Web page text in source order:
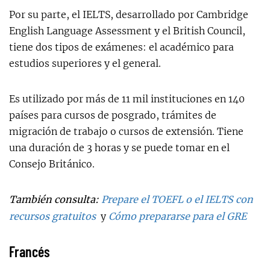
Por su parte, el IELTS, desarrollado por Cambridge
English Language Assessment y el British Council,
tiene dos tipos de exámenes: el académico para
estudios superiores y el general.
Es utilizado por más de 11 mil instituciones en 140
países para cursos de posgrado, trámites de
migración de trabajo o cursos de extensión. Tiene
una duración de 3 horas y se puede tomar en el
Consejo Británico.
También consulta: Prepare el TOEFL o el IELTS con
recursos gratuitosy Cómo prepararse para el GRE
Francés